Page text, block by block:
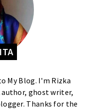
My Blog. I'm Rizka
ghost writer,
Thanks for the